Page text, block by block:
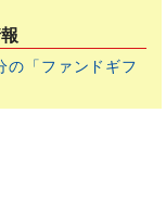
の「ファンドギフ